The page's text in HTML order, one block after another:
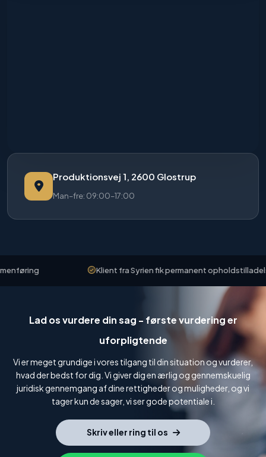
Produktionsvej 1, 2600 Glostrup
Man–fre: 09:00–17:00
Klient fra Syrien fik permanent opholdstilladelse
Lad os vurdere din sag - første vurdering er
uforpligtende
Vi er meget grundige i vores tilgang til din situation og vurderer,
hvad der bedst for dig. Vi giver dig en ærlig og gennemskuelig
juridisk gennemgang af dine rettigheder og muligheder, og vi
tager kun de sager, vi ser gode potentiale i.
Skriv eller ring til os